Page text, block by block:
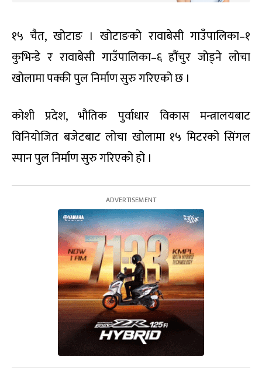
१५ चैत, खोटाङ । खोटाङको रावाबेसी गाउँपालिका–१
कुभिन्डे र रावाबेसी गाउँपालिका–६ हौंचुर जोड्ने लोचा
खोलामा पक्की पुल निर्माण सुरु गरिएको छ ।
कोशी प्रदेश, भौतिक पुर्वाधार विकास मन्त्रालयबाट
विनियोजित बजेटबाट लोचा खोलामा १५ मिटरको सिंगल
स्पान पुल निर्माण सुरु गरिएको हो ।